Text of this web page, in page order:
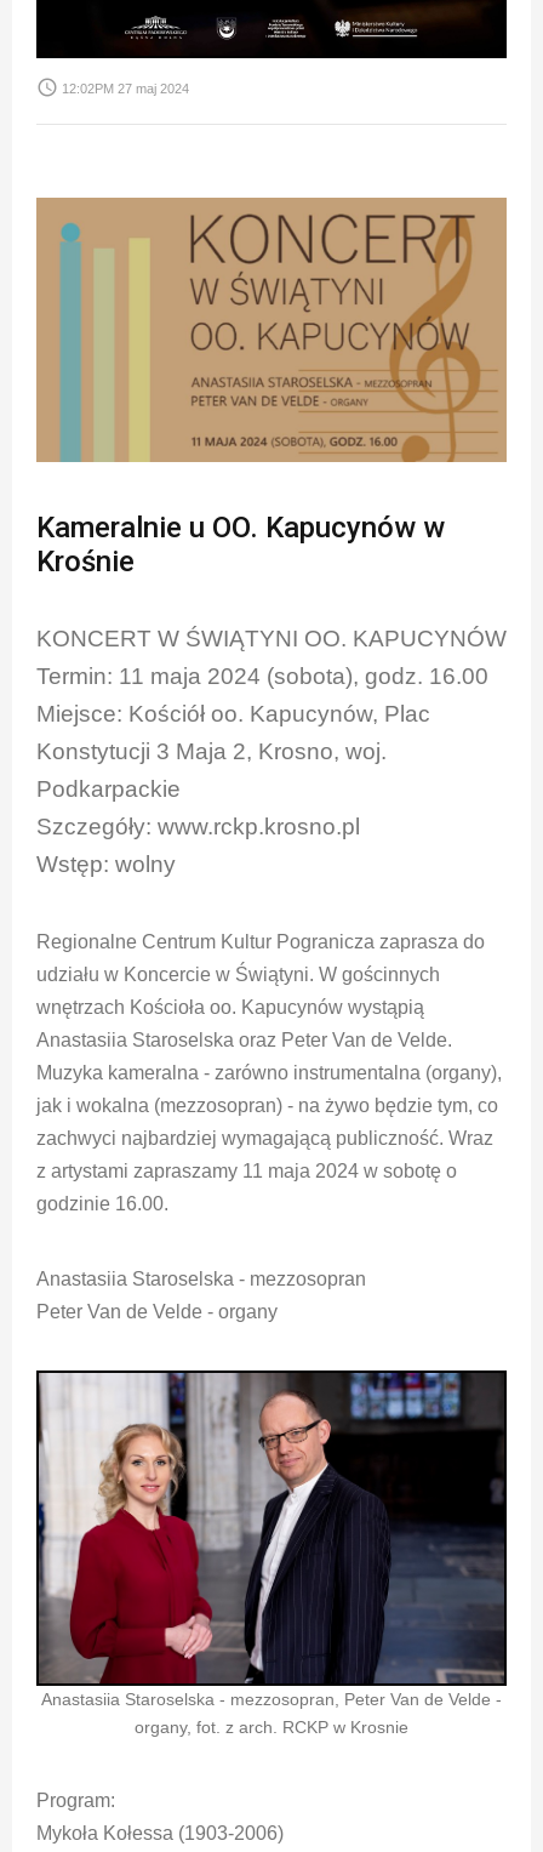
access_time 12:02PM 27 maj 2024
Kameralnie u OO. Kapucynów w
Krośnie
KONCERT W ŚWIĄTYNI OO. KAPUCYNÓW
Termin: 11 maja 2024 (sobota), godz. 16.00
Miejsce: Kościół oo. Kapucynów, Plac
Konstytucji 3 Maja 2, Krosno, woj.
Podkarpackie
Szczegóły: www.rckp.krosno.pl
Wstęp: wolny
Regionalne Centrum Kultur Pogranicza zaprasza do
udziału w Koncercie w Świątyni. W gościnnych
wnętrzach Kościoła oo. Kapucynów wystąpią
Anastasiia Staroselska oraz Peter Van de Velde.
Muzyka kameralna - zarówno instrumentalna (organy),
jak i wokalna (mezzosopran) - na żywo będzie tym, co
zachwyci najbardziej wymagającą publiczność. Wraz
z artystami zapraszamy 11 maja 2024 w sobotę o
godzinie 16.00.
Anastasiia Staroselska - mezzosopran
Peter Van de Velde - organy
Anastasiia Staroselska - mezzosopran, Peter Van de Velde -
organy, fot. z arch. RCKP w Krosnie
Program:
Mykoła Kołessa (1903-2006)